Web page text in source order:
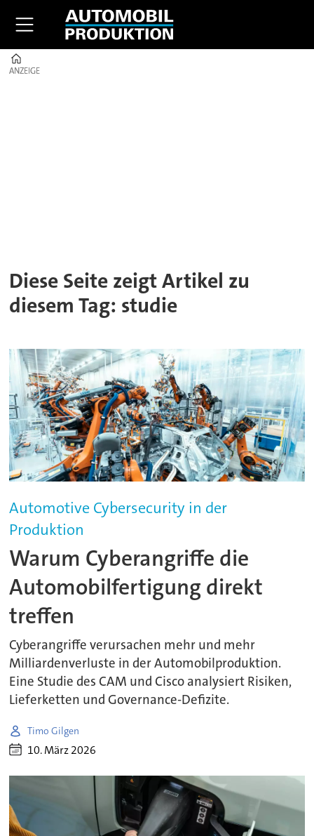
ANZEIGE
ANZEIGE
Diese Seite zeigt Artikel zu
diesem Tag: studie
Automotive Cybersecurity in der
Produktion
Warum Cyberangriffe die
Automobilfertigung direkt
treffen
Cyberangriffe verursachen mehr und mehr
Milliardenverluste in der Automobilproduktion.
Eine Studie des CAM und Cisco analysiert Risiken,
Lieferketten und Governance-Defizite.
Timo Gilgen
10. März 2026